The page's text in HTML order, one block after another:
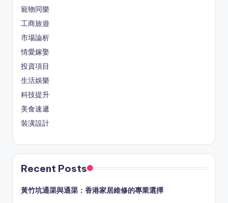
寵物同樂
工商旅遊
市場論析
情愛嫁娶
投資項目
生活娛樂
科技提升
美食速遞
裝潢設計
Recent Posts
黃竹坑通渠與通渠：香港家居維修的專業選擇